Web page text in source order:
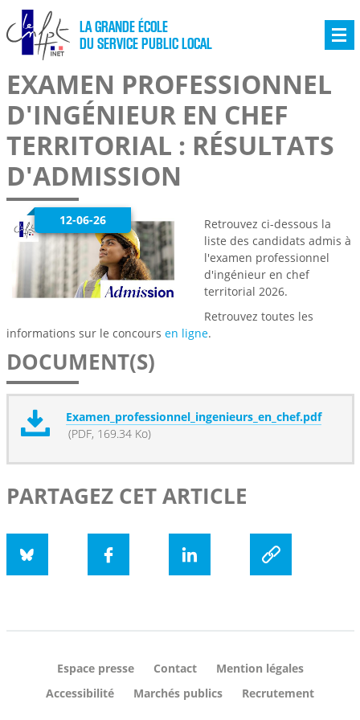
LA GRANDE ÉCOLE
DU SERVICE PUBLIC LOCAL
EXAMEN PROFESSIONNEL
D'INGÉNIEUR EN CHEF
TERRITORIAL : RÉSULTATS
D'ADMISSION
12-06-26
Retrouvez ci-dessous la
liste des candidats admis à
l'examen professionnel
d'ingénieur en chef
territorial 2026.
Retrouvez toutes les
informations sur le concours en ligne.
DOCUMENT(S)
Examen_professionnel_ingenieurs_en_chef.pdf
(PDF, 169.34 Ko)
PARTAGEZ CET ARTICLE
Espace presse Contact
Mention légales
Accessibilité
Marchés publics Recrutement